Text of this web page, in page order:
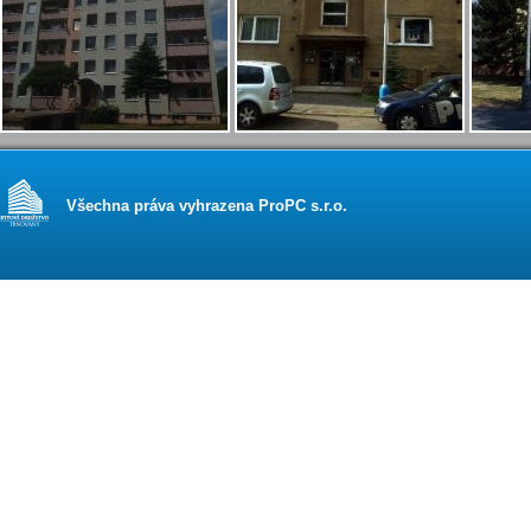
Všechna práva vyhrazena ProPC s.r.o.